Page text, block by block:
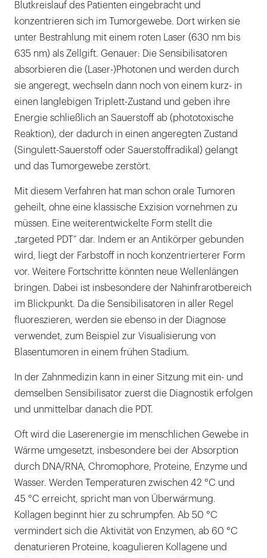
Blutkreislauf des Patienten eingebracht und
konzentrieren sich im Tumorgewebe. Dort wirken sie
unter Bestrahlung mit einem roten Laser (630 nm bis
635 nm) als Zellgift. Genauer: Die Sensibilisatoren
absorbieren die (Laser-)Photonen und werden durch
sie angeregt, wechseln dann noch von einem kurz- in
einen langlebigen Triplett-Zustand und geben ihre
Energie schließlich an Sauerstoff ab (phototoxische
Reaktion), der dadurch in einen angeregten Zustand
(Singulett-Sauerstoff oder Sauerstoffradikal) gelangt
und das Tumorgewebe zerstört.
Mit diesem Verfahren hat man schon orale Tumoren
geheilt, ohne eine klassische Exzision vornehmen zu
müssen. Eine weiterentwickelte Form stellt die
„targeted PDT“ dar. Indem er an Antikörper gebunden
wird, liegt der Farbstoff in noch konzentrierterer Form
vor. Weitere Fortschritte könnten neue Wellenlängen
bringen. Dabei ist insbesondere der Nahinfrarotbereich
im Blickpunkt. Da die Sensibilisatoren in aller Regel
fluoreszieren, werden sie ebenso in der Diagnose
verwendet, zum Beispiel zur Visualisierung von
Blasentumoren in einem frühen Stadium.
In der Zahnmedizin kann in einer Sitzung mit ein- und
demselben Sensibilisator zuerst die Diagnostik erfolgen
und unmittelbar danach die PDT.
Oft wird die Laserenergie im menschlichen Gewebe in
Wärme umgesetzt, insbesondere bei der Absorption
durch DNA/RNA, Chromophore, Proteine, Enzyme und
Wasser. Werden Temperaturen zwischen 42 °C und
45 °C erreicht, spricht man von Überwärmung.
Kollagen beginnt hier zu schrumpfen. Ab 50 °C
vermindert sich die Aktivität von Enzymen, ab 60 °C
denaturieren Proteine, koagulieren Kollagene und